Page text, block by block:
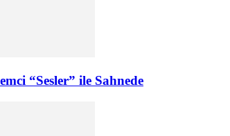
“Sesler” ile Sahnede